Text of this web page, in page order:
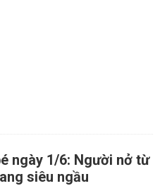
ngày 1/6: Người nở từ
siêu ngầu